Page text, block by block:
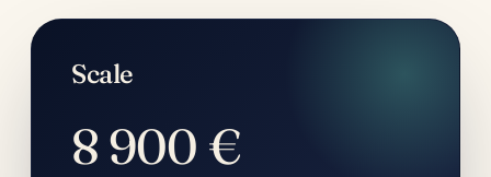
Scale
8 900 €